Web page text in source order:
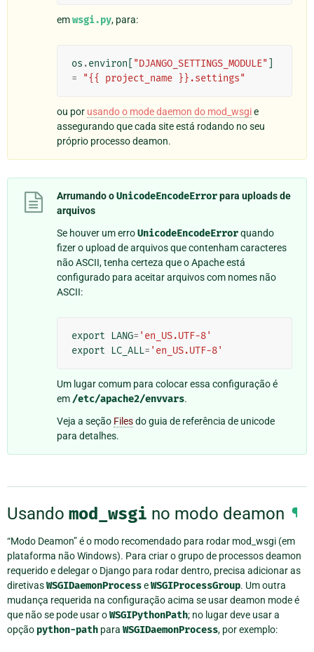
emwsgi.py, para:
os .environ "DJANGO_SETTINGS_MODULE"
=
"{{ project_name }}.settings"
ou por usando o mode daemon do mod_wsgie
assegurando que cada site está rodando no seu
próprio processo deamon.
Arrumando oUnicodeEncodeErrorpara uploads de
arquivos
Se houver um erroUnicodeEncodeErrorquando
fizer o upload de arquivos que contenham caracteres
não ASCII, tenha certeza que o Apache está
configurado para aceitar arquivos com nomes não
ASCII:
export LANG= 'en_US.UTF-8'
export
LC_ALL= 'en_US.UTF-8'
Um lugar comum para colocar essa configuração é
em /etc/apache2/envvars.
Veja a seção Filesdo guia de referência de unicode
para detalhes.
Usando mod_wsgi no modo deamon ¶
“Modo Deamon” é o modo recomendado para rodar mod_wsgi (em
plataforma não Windows). Para criar o grupo de processos deamon
requerido e delegar o Django para rodar dentro, precisa adicionar as
diretivasWSGIDaemonProcesseWSGIProcessGroup. Um outra
mudança requerida na configuração acima se usar deamon mode é
que não se pode usar oWSGIPythonPath; no lugar deve usar a
opção python-path para WSGIDaemonProcess, por exemplo: